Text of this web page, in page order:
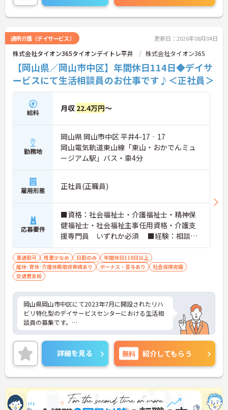
通所介護（デイサービス） 更新日：2026年08月04日
株式会社タイオン365タイオンデイトレ平井 株式会社タイオン365
【岡山県／岡山市中区】年間休日114日◆デイサ
ービスにて生活相談員のお仕事です♪＜正社員＞
給料 月収 22.4万円～
勤務地
岡山県 岡山市中区 平井4-17‐17
岡山電気軌道東山線「東山・おかでんミュ
ージアム駅」バス・車4分
雇用形態 正社員(正職員)
応募要件
■資格：社会福祉士・介護福祉士・精神保
健福祉士・社会福祉主事任用資格・介護支
援専門員 いずれか必須 ■経験：相談員
経験必須（管理者経験やケアプラン作成経
験あるかた優遇） ※PCスキル：Word・E
xcelの簡単な操作、インターネットの閲覧
車通勤可 残業少なめ 日勤のみ
年間休日110日以上
産休･育休･介護休暇取得実績あり
ボーナス・賞与あり
社会保険完備
交通費支給
岡山県岡山市中区にて2023年7月に開設されたリハ
ビリ特化型のデイサービスセンターにおける生活相
談員の募集です。
残業は月平均5時間程度なので、ワークライフバラ
ンスを保ちながらご勤務いただけます。また、日曜
は固定休なので、プライベートを大切にしながらご
勤務いただけます。
ご興味のある方には、面接対策ポイントなど、さら
に詳細をお話しいたしますのでお気軽にご相談くだ
さい！
詳細を見る 無料 紹介してもらう